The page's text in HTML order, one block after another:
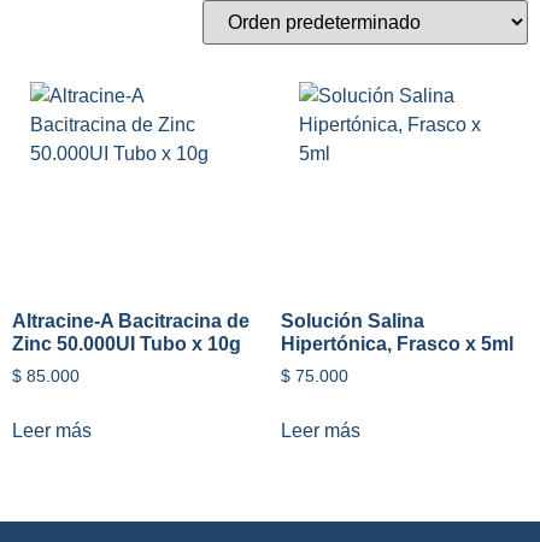
Altracine-A Bacitracina de
Zinc 50.000UI Tubo x 10g
$ 85.000
Leer más
Solución Salina
Hipertónica, Frasco x 5ml
$75.000
Leer más